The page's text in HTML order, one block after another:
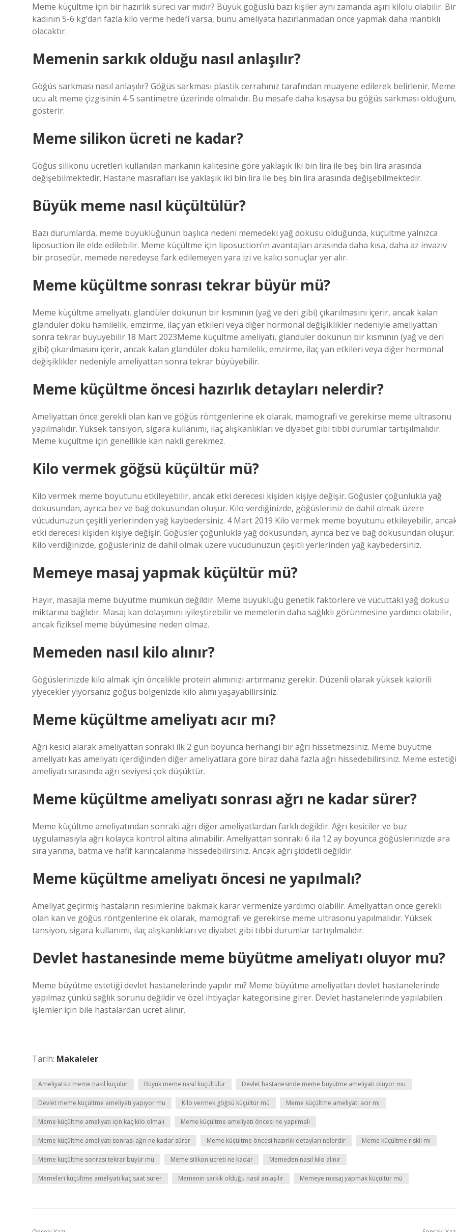
Meme küçültme için bir hazırlık süreci var mıdır? Büyük göğüslü bazı kişiler aynı zamanda aşırı kilolu olabilir. Bir
kadının 5-6 kg’dan fazla kilo verme hedefi varsa, bunu ameliyata hazırlanmadan önce yapmak daha mantıklı
olacaktır.
Memenin sarkık olduğu nasıl anlaşılır?
Göğüs sarkması nasıl anlaşılır? Göğüs sarkması plastik cerrahınız tarafından muayene edilerek belirlenir. Meme
ucu alt meme çizgisinin 4-5 santimetre üzerinde olmalıdır. Bu mesafe daha kısaysa bu göğüs sarkması
gösterir.
Meme silikon ücreti ne kadar?
Göğüs silikonu ücretleri kullanılan markanın kalitesine göre yaklaşık iki bin lira ile beş bin lira arasında
değişebilmektedir. Hastane masrafları ise yaklaşık iki bin lira ile beş bin lira arasında değişebilmektedir.
Büyük meme nasıl küçültülür?
Bazı durumlarda, meme büyüklüğünün başlıca nedeni memedeki yağ dokusu olduğunda, küçültme yalnızca
liposuction ile elde edilebilir. Meme küçültme için liposuction’ın avantajları arasında daha kısa, daha az invaziv
bir prosedür, memede neredeyse fark edilemeyen yara izi ve kalıcı sonuçlar yer alır.
Meme küçültme sonrası tekrar büyür mü?
Meme küçültme ameliyatı, glandüler dokunun bir kısmının (yağ ve deri gibi) çıkarılmasını içerir, ancak kalan
glandüler doku hamilelik, emzirme, ilaç yan etkileri veya diğer hormonal değişiklikler nedeniyle ameliyattan
sonra tekrar büyüyebilir.18 Mart 2023Meme küçültme ameliyatı, glandüler dokunun bir kısmının (yağ ve deri
gibi) çıkarılmasını içerir, ancak kalan glandüler doku hamilelik, emzirme, ilaç yan etkileri veya diğer hormonal
değişiklikler nedeniyle ameliyattan sonra tekrar büyüyebilir.
Meme küçültme öncesi hazırlık detayları nelerdir?
Ameliyattan önce gerekli olan kan ve göğüs röntgenlerine ek olarak, mamografi ve gerekirse meme ultrasonu
yapılmalıdır. Yüksek tansiyon, sigara kullanımı, ilaç alışkanlıkları ve diyabet gibi tıbbi durumlar tartışılmalıdır.
Meme küçültme için genellikle kan nakli gerekmez.
Kilo vermek göğsü küçültür mü?
Kilo vermek meme boyutunu etkileyebilir, ancak etki derecesi kişiden kişiye değişir. Göğüsler çoğunlukla yağ
dokusundan, ayrıca bez ve bağ dokusundan oluşur. Kilo verdiğinizde, göğüsleriniz de dahil olmak üzere
vücudunuzun çeşitli yerlerinden yağ kaybedersiniz. 4 Mart 2019 Kilo vermek meme boyutunu etkileyebilir,
etki derecesi kişiden kişiye değişir. Göğüsler çoğunlukla yağ dokusundan, ayrıca bez ve bağ dokusundan oluşur.
Kilo verdiğinizde, göğüsleriniz de dahil olmak üzere vücudunuzun çeşitli yerlerinden yağ kaybedersiniz.
Memeye masaj yapmak küçültür mü?
Hayır, masajla meme büyütme mümkün değildir. Meme büyüklüğü genetik faktörlere ve vücuttaki yağ dokusu
miktarına bağlıdır. Masaj kan dolaşımını iyileştirebilir ve memelerin daha sağlıklı görünmesine yardımcı olabilir,
ancak fiziksel meme büyümesine neden olmaz.
Memeden nasıl kilo alınır?
Göğüslerinizde kilo almak için öncelikle protein alımınızı artırmanız gerekir. Düzenli olarak yüksek kalorili
yiyecekler yiyorsanız göğüs bölgenizde kilo alımı yaşayabilirsiniz.
Meme küçültme ameliyatı acır mı?
Ağrı kesici alarak ameliyattan sonraki ilk 2 gün boyunca herhangi bir ağrı hissetmezsiniz. Meme büyütme
ameliyatı kas ameliyatı içerdiğinden diğer ameliyatlara göre biraz daha fazla ağrı hissedebilirsiniz. Meme estetiği
ameliyatı sırasında ağrı seviyesi çok düşüktür.
Meme küçültme ameliyatı sonrası ağrı ne kadar sürer?
Meme küçültme ameliyatından sonraki ağrı diğer ameliyatlardan farklı değildir. Ağrı kesiciler ve buz
uygulamasıyla ağrı kolayca kontrol altına alınabilir. Ameliyattan sonraki 6 ila 12 ay boyunca göğüslerinizde ara
sıra yanma, batma ve hafif karıncalanma hissedebilirsiniz. Ancak ağrı şiddetli değildir.
Meme küçültme ameliyatı öncesi ne yapılmalı?
Ameliyat geçirmiş hastaların resimlerine bakmak karar vermenize yardımcı olabilir. Ameliyattan önce gerekli
olan kan ve göğüs röntgenlerine ek olarak, mamografi ve gerekirse meme ultrasonu yapılmalıdır. Yüksek
tansiyon, sigara kullanımı, ilaç alışkanlıkları ve diyabet gibi tıbbi durumlar tartışılmalıdır.
Devlet hastanesinde meme büyütme ameliyatı oluyor mu?
Meme büyütme estetiği devlet hastanelerinde yapılır mı? Meme büyütme ameliyatları devlet hastanelerinde
yapılmaz çünkü sağlık sorunu değildir ve özel ihtiyaçlar kategorisine girer. Devlet hastanelerinde yapılabilen
işlemler için bile hastalardan ücret alınır.
Tarih: Makaleler
Ameliyatsız meme nasıl küçülür Büyük meme nasıl küçültülür Devlet hastanesinde meme büyütme ameliyatı oluyor mu
Devlet meme küçültme ameliyatı yapıyor mu Kilo vermek göğsü küçültür mü Meme küçültme ameliyatı acır mı
Meme küçültme ameliyatı için kaç kilo olmalı Meme küçültme ameliyatı öncesi ne yapılmalı
Meme küçültme ameliyatı sonrası ağrı ne kadar sürer Meme küçültme öncesi hazırlık detayları nelerdir Meme küçültme riskli mi
Meme küçültme sonrası tekrar büyür mü Meme silikon ücreti ne kadar Memeden nasıl kilo alınır
Memeleri küçültme ameliyatı kaç saat sürer Memenin sarkık olduğu nasıl anlaşılır Memeye masaj yapmak küçültür mü